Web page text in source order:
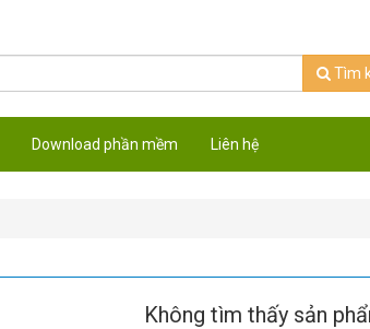
Tìm
Download phần mềm Liên hệ
Không tìm thấy sản